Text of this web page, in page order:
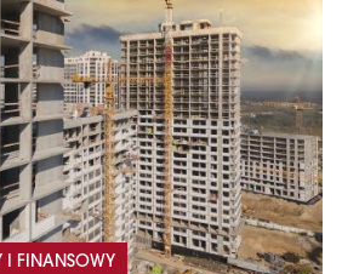
I FINANSOWY